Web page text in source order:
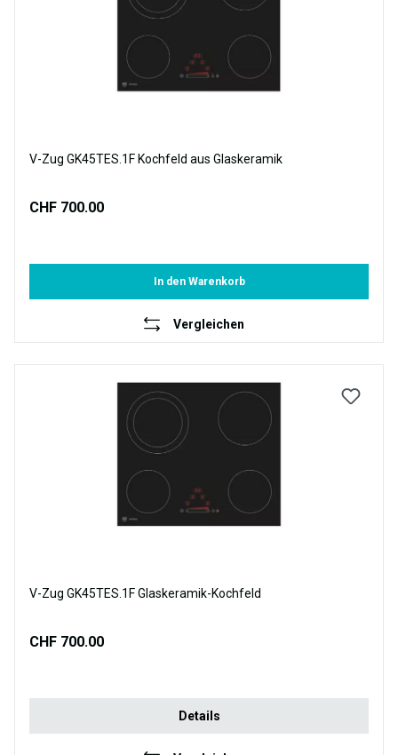
V-Zug GK45TES.1F Kochfeld aus Glaskeramik
CHF 700.00
In den Warenkorb
Vergleichen
V-Zug GK45TES.1F Glaskeramik-Kochfeld
CHF 700.00
Details